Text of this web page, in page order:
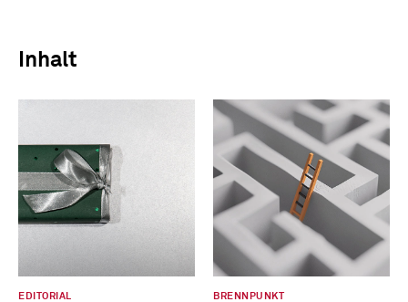
Inhalt
EDITORIAL BRENNPUNKT